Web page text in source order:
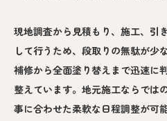
現地調査から見積もり、施工、引
して行うため、段取りの無駄が少
補修から全面塗り替えまで迅速に
整えています。地元施工ならでは
事に合わせた柔軟な日程調整が可